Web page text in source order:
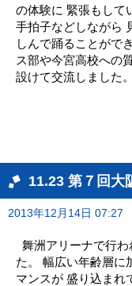
の体験に 緊張もして
手拍子などしながら
しんで踊ることがで
ス部や今宮高校への
設けて交流し
11.23 第７回大
2013年12月14日 07:27
舞洲アリーナで行
た。 幅広い年齢層に
マンスが 盛り込まれ